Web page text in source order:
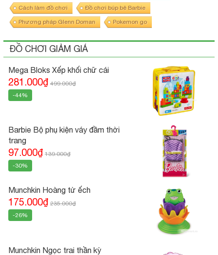
Cách làm đồ chơi Đồ chơi búp bê Barbie
Phương pháp Glenn Doman Pokemon go
ĐỒ CHƠI GIẢM GIÁ
Mega Bloks Xếp khối chữ cái
281.000₫ 499.000₫
-44%
Barbie Bộ phụ kiện váy đầm thời
trang
97.000₫ 139.000₫
-30%
Munchkin Hoàng tử ếch
175.000₫ 235.000₫
-26%
Munchkin Ngọc trai thần kỳ